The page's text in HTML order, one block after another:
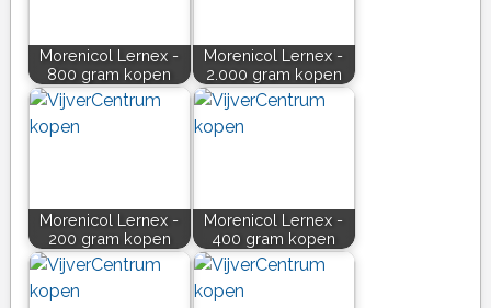
Morenicol Lernex -
800 gram kopen
Morenicol Lernex -
2.000 gram kopen
Morenicol Lernex -
200 gram kopen
Morenicol Lernex -
400 gram kopen